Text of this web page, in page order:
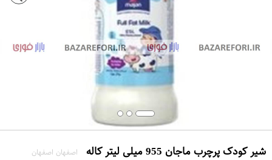
شیر کودک پرچرب ماجان 955 میلی لیتر کاله اصفهان اصفهان